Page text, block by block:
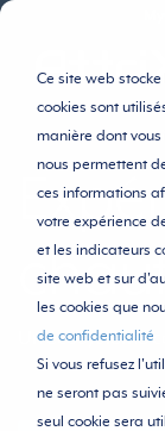
Ce site web stocke
cookies sont
manière dont
nous permettent
ces informations
votre expérience
et les indicateurs
site web et sur
les cookies que
de confidentialité
Si vous refusez
ne seront pas
seul cookie sera
Un écosystème